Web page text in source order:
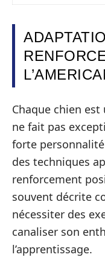
Chaque chien est
ne fait pas
forte
des techniques
renforcement
souvent décrite
nécessiter des
canaliser son
l’apprentissage.